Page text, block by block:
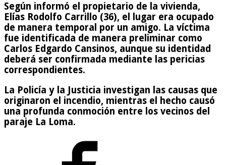
Según informó el propietario de la vivienda,
Elías Rodolfo Carrillo (36), el lugar era ocupado
de manera temporal por un amigo. La víctima
fue identificada de manera preliminar como
Carlos Edgardo Cansinos, aunque su identidad
deberá ser confirmada mediante las pericias
correspondientes.
La Policía y la Justicia investigan las causas que
originaron el incendio, mientras el hecho causó
una profunda conmoción entre los vecinos del
paraje La Loma.